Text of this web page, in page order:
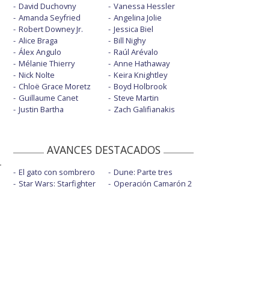
David Duchovny
Amanda Seyfried
Robert Downey Jr.
Alice Braga
Álex Angulo
Mélanie Thierry
Nick Nolte
Chloë Grace Moretz
Guillaume Canet
Justin Bartha
Vanessa Hessler
Angelina Jolie
Jessica Biel
Bill Nighy
Raúl Arévalo
Anne Hathaway
Keira Knightley
Boyd Holbrook
Steve Martin
Zach Galifianakis
AVANCES DESTACADOS
El gato con sombrero
Star Wars: Starfighter
Dune: Parte tres
Operación Camarón 2